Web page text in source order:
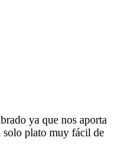
ya que nos aporta
plato muy fácil de